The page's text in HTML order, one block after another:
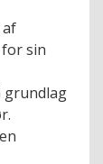
sin
grundlag